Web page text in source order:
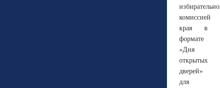
комиссией
края в
формате
«Дня
открытых
дверей»
для